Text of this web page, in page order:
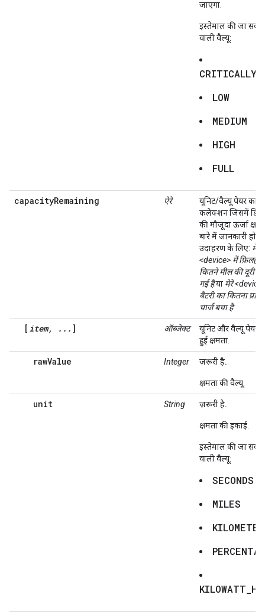
जाएगा.
इस्तेमाल की जा सकने
वाली वैल्यू:
LOW
MEDIUM
HIGH
FULL
capacityRemaining ऐरे
यूनिट/वैल्यू पेयर का
कलेक्शन जिसमें
की मौजूदा ऊर्जा
बारे में जानकारी
उदाहरण के लिए: मेरे
<device> में फ़िलहाल
कितने मील की दूरी
गई हैया मेरे
बैटरी का कितना
चार्ज बचा है
[ item, ... ] ऑब्जेक्ट
यूनिट और वैल्यू पेयर
हुई क्षमता.
rawValue Integer ज़रूरी है.
क्षमता की वैल्यू.
unit String ज़रूरी है.
क्षमता की इकाई.
इस्तेमाल की जा सकने
वाली वैल्यू:
SECONDS
MILES